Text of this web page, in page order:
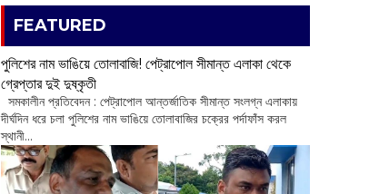
FEATURED
পুলিশের নাম ভাঙিয়ে তোলাবাজি! পেট্রাপোল সীমান্ত এলাকা থেকে
গ্রেপ্তার দুই দুষ্কৃতী
সমকালীন প্রতিবেদন : পেট্রাপোল আন্তর্জাতিক সীমান্ত সংলগ্ন এলাকায়
দীর্ঘদিন ধরে চলা পুলিশের নাম ভাঙিয়ে তোলাবাজির চক্রের পর্দাফাঁস করল
স্থানী...